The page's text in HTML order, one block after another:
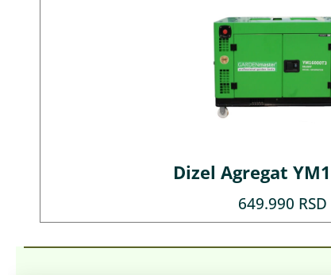
Dizel Agregat
649.990 RSD